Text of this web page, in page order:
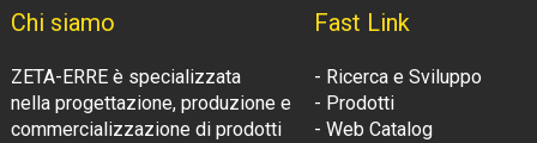
Chi siamo
ZETA-ERRE è specializzata
nella progettazione, produzione e
commercializzazione di prodotti
Fast Link
- Ricerca e Sviluppo
- Prodotti
- Web Catalog